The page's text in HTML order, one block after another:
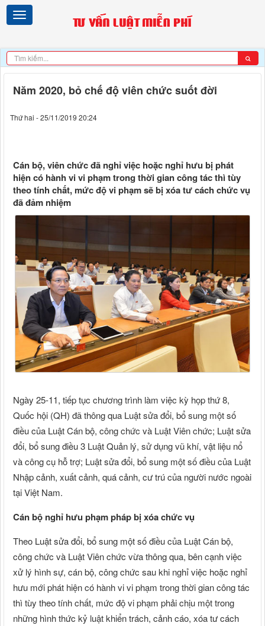
Năm 2020, bỏ chế độ viên chức suốt đời
Thứ hai - 25/11/2019 20:24
Cán bộ, viên chức đã nghỉ việc hoặc nghỉ hưu bị phát
hiện có hành vi vi phạm trong thời gian công tác thì tùy
theo tính chất, mức độ vi phạm sẽ bị xóa tư cách chức vụ
đã đảm nhiệm
Ngày 25-11, tiếp tục chương trình làm việc kỳ họp thứ 8,
Quốc hội (QH) đã thông qua Luật sửa đổi, bổ sung một số
điều của Luật Cán bộ, công chức và Luật Viên chức; Luật sửa
đổi, bổ sung điều 3 Luật Quản lý, sử dụng vũ khí, vật liệu nổ
và công cụ hỗ trợ; Luật sửa đổi, bổ sung một số điều của Luật
Nhập cảnh, xuất cảnh, quá cảnh, cư trú của người nước ngoài
tại Việt Nam.
Cán bộ nghỉ hưu phạm pháp bị xóa chức vụ
Theo Luật sửa đổi, bổ sung một số điều của Luật Cán bộ,
công chức và Luật Viên chức vừa thông qua, bên cạnh việc
xử lý hình sự, cán bộ, công chức sau khi nghỉ việc hoặc nghỉ
hưu mới phát hiện có hành vi vi phạm trong thời gian công tác
thì tùy theo tính chất, mức độ vi phạm phải chịu một trong
những hình thức kỷ luật khiển trách, cảnh cáo, xóa tư cách